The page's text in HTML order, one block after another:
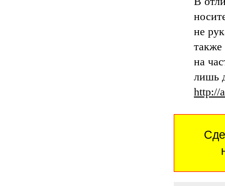
не
также
на
лишь
http://